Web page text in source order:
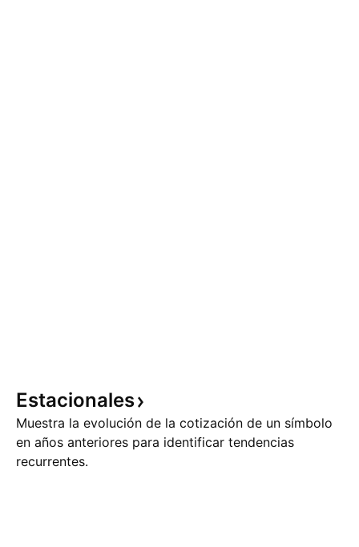
Estacionales
Muestra la evolución de la cotización de un símbolo
en años anteriores para identificar tendencias
recurrentes.